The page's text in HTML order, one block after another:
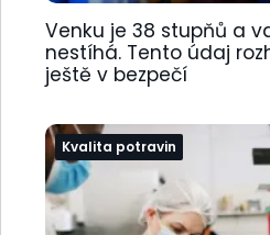
Venku je 38 stupňů a
nestíhá. Tento údaj
ještě v bezpečí
Kvalita potravin